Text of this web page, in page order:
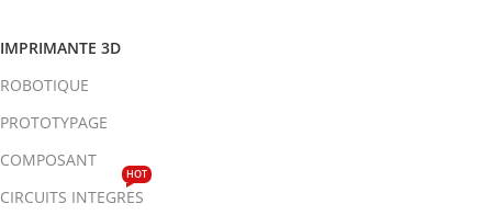
IMPRIMANTE 3D
ROBOTIQUE
PROTOTYPAGE
COMPOSANT
CIRCUITS INTEGRES
HOT